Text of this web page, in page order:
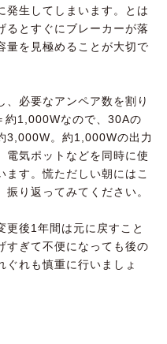
発生してしまいます。とは
るとすぐにブレーカーが落
量を見極めることが大切で
、必要なアンペア数を割り
約1,000Wなので、30Aの
3,000W。約1,000Wの出力
電気ポットなどを同時に使
ます。慌ただしい朝にはこ
り返ってみてください。
更後1年間は元に戻すこと
すぎて不便になっても後の
ぐれも慎重に行いましょ